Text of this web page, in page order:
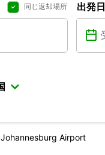
同じ返却場所 出発
Johannesburg Airport